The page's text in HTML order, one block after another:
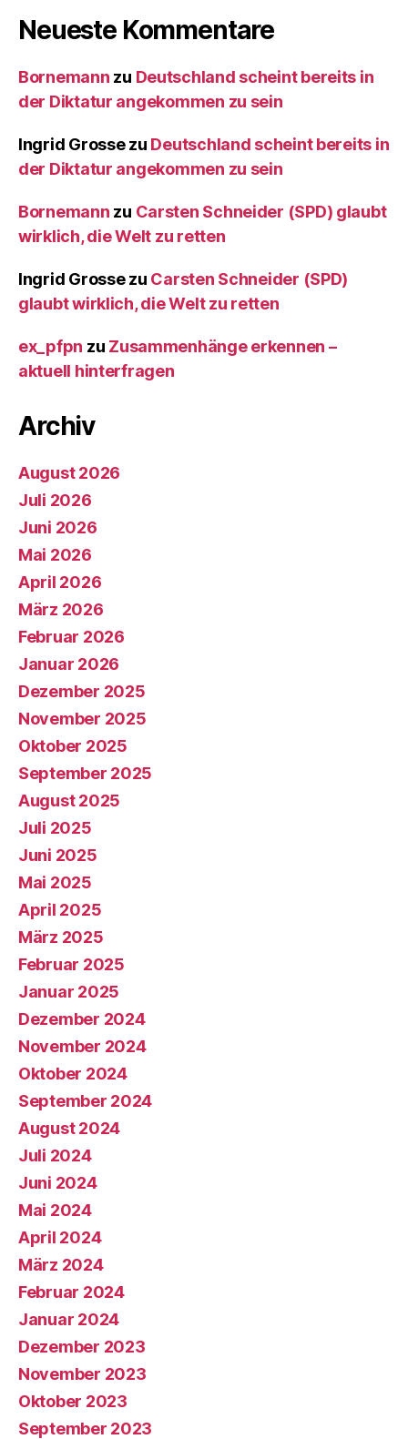
Neueste Kommentare
Bornemann zu Deutschland scheint bereits in
der Diktatur angekommen zu sein
Ingrid Grossezu Deutschland scheint bereits in
der Diktatur angekommen zu sein
Bornemann zu Carsten Schneider (SPD) glaubt
wirklich, die Welt zu retten
Ingrid Grossezu Carsten Schneider (SPD)
glaubt wirklich, die Welt zu retten
ex_pfpn zu Zusammenhänge erkennen –
aktuell hinterfragen
Archiv
August 2026
Juli 2026
Juni 2026
Mai 2026
April 2026
März 2026
Februar 2026
Januar 2026
Dezember 2025
November 2025
Oktober 2025
September 2025
August 2025
Juli 2025
Juni 2025
Mai 2025
April 2025
März 2025
Februar 2025
Januar 2025
Dezember 2024
November 2024
Oktober 2024
September 2024
August 2024
Juli 2024
Juni 2024
Mai 2024
April 2024
März 2024
Februar 2024
Januar 2024
Dezember 2023
November 2023
Oktober 2023
September 2023